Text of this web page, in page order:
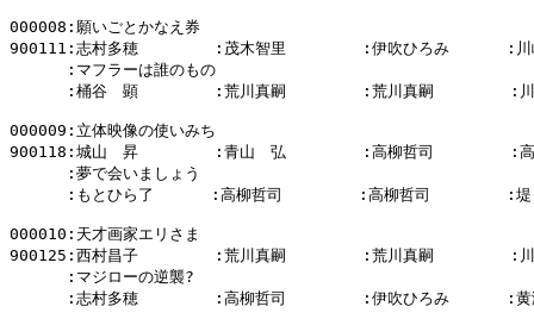
000008:願いごとかなえ券
900111:志村多穂        :茂木智里        :伊吹ひろみ      :川
      :マフラーは誰のもの
:桶谷　顕        :荒川真嗣        :荒川真嗣        :川
000009:立体映像の使いみち
900118:城山　昇        :青山　弘        :高柳哲司        :高
      :夢で会いましょう
:もとひら了      :高柳哲司        :高柳哲司        :堤
000010:天才画家エリさま
900125:西村昌子        :荒川真嗣        :荒川真嗣        :川
      :マジローの逆襲?
:志村多穂        :高柳哲司        :伊吹ひろみ      :黄